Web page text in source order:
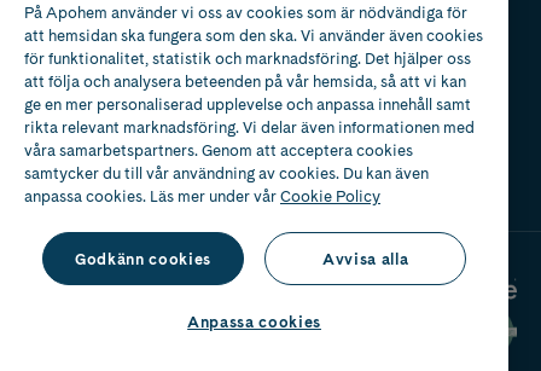
Apotek med tillstånd
av Läkemedelsverket
På Apohem använder vi oss av cookies som är nödvändiga för
att hemsidan ska fungera som den ska. Vi använder även cookies
för funktionalitet, statistik och marknadsföring. Det hjälper oss
att följa och analysera beteenden på vår hemsida, så att vi kan
ge en mer personaliserad upplevelse och anpassa innehåll samt
rikta relevant marknadsföring. Vi delar även informationen med
våra samarbetspartners. Genom att acceptera cookies
samtycker du till vår användning av cookies. Du kan även
anpassa cookies. Läs mer under vårCookie Policy
Godkänn cookies Avvisa alla
Anpassa cookies